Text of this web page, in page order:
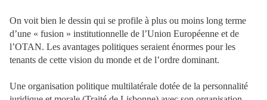
On voit bien le dessin qui se profile à plus ou moins long terme
d’une « fusion » institutionnelle de l’Union Européenne et de
l’OTAN. Les avantages politiques seraient énormes pour les
tenants de cette vision du monde et de l’ordre dominant.
Une organisation politique multilatérale dotée de la personnalité